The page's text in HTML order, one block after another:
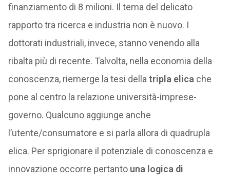
finanziamento di 8 milioni. Il tema del delicato
rapporto tra ricerca e industria non è nuovo. I
dottorati industriali, invece, stanno venendo alla
ribalta più di recente. Talvolta, nella economia della
conoscenza, riemerge la tesi della tripla elica che
pone al centro la relazione università-imprese-
governo. Qualcuno aggiunge anche
l’utente/consumatore e si parla allora di quadrupla
elica. Per sprigionare il potenziale di conoscenza e
innovazione occorre pertantouna logica di